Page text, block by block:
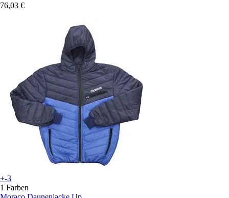
76,03 €
+-3
1 Farben